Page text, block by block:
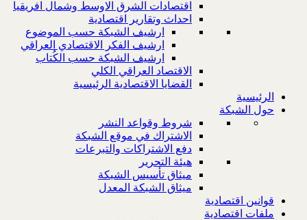
اقتصادات الشرق الاوسط وشمال افريقيا
احداث وتقارير اقتصادية
ارشيف الشبكة حسب الموضوع
ارشيف الفكر الاقتصادي العراقي
ارشيف الشبكة حسب الكُتاب
الاقتصاد العراقي الكلي
القضايا الاقتصادية الرئيسية
الرئيسية
حول الشبكة
شروط وقواعد النشر
الاشتراك في موقع الشبكة
دفع الاشتراكات والتبرعات
هيئة التحرير
ميثاق تأسيس الشبكة
ميثاق الشبكة المعدل
قوانين اقتصادية
ملفات اقتصادية